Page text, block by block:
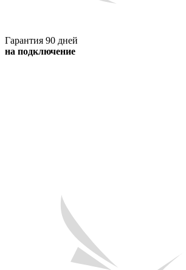
Гарантия 90 дней
на подключение